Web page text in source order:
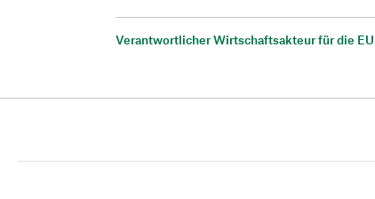
Verantwortlicher Wirtschaftsakteur für die EU